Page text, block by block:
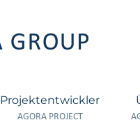
Projektentwickler
AGORA PROJECT